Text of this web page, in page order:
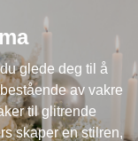
glede deg til å
av vakre
til glitrende
skaper en stilren,